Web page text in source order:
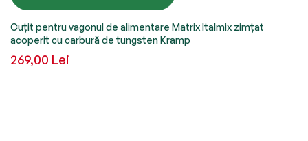
Cuțit pentru vagonul de alimentare Matrix Italmix zimțat
acoperit cu carbură de tungsten Kramp
269,00 Lei